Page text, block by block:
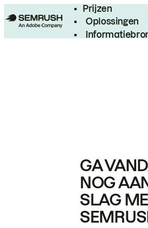
Prijzen
Oplossingen
GA
NOG
SLAG